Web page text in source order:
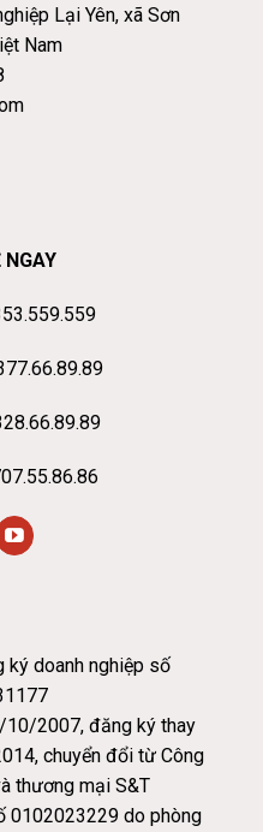
Lại Yên, xã Sơn
Nam
NGAY
ký doanh nghiệp số
2007, đăng ký thay
chuyển đổi từ Công
thương mại S&T
0102023229 do phòng